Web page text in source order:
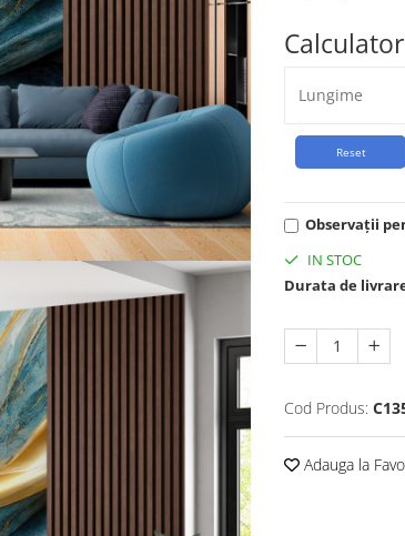
Observații
IN STOC
Durata de
Cod Produs:
Adauga la